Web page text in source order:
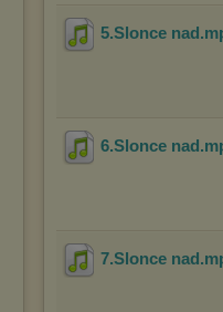
5.Slonce nad
6.Slonce nad
7.Slonce nad